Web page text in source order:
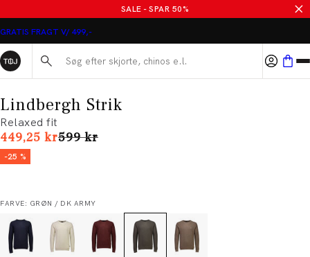
SALE - SPAR 50%
GRATIS FRAGT V/ 499,-
Søg her...
Lindbergh Strik
Relaxed fit
449,25 krI alt (uden rabat)
599 kr
-25 %
FARVE: GRØN / DK ARMY